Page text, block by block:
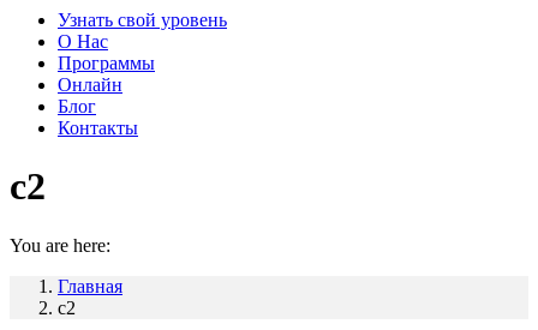
Узнать свой уровень
О Нас
Программы
Онлайн
Блог
Контакты
c2
You are here:
Главная
c2